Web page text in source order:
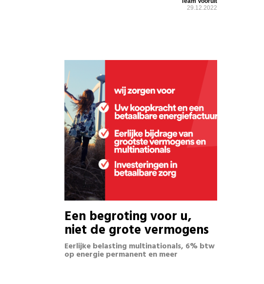
29.12.2022
Een begroting voor u,
niet de grote vermogens
Eerlijke belasting multinationals, 6% btw
op energie permanent en meer